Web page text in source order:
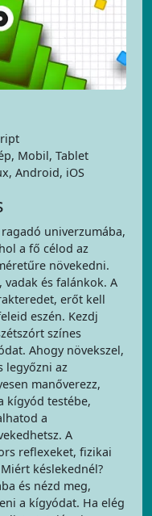
Mobil, Tablet
Android, iOS
univerzumába,
a fő célod az
növekedni.
és falánkok. A
erőt kell
eszén. Kezdj
színes
Ahogy növekszel,
legyőzni az
manőverezz,
kígyód testébe,
a
A
reflexeket, fizikai
késlekednél?
és nézd meg,
a kígyódat. Ha elég